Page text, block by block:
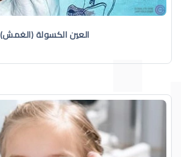
العين الكسولة (الغمش)